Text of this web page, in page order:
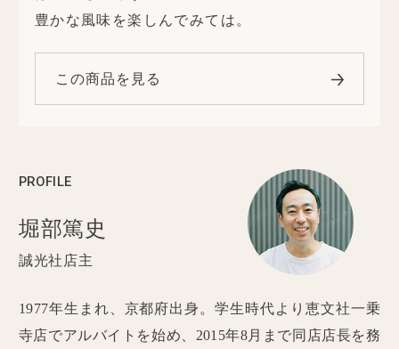
豊かな風味を楽しんでみては。
この商品を見る
PROFILE
堀部篤史
誠光社店主
1977年生まれ、京都府出身。学生時代より恵文社一乗
寺店でアルバイトを始め、2015年8月まで同店店長を務